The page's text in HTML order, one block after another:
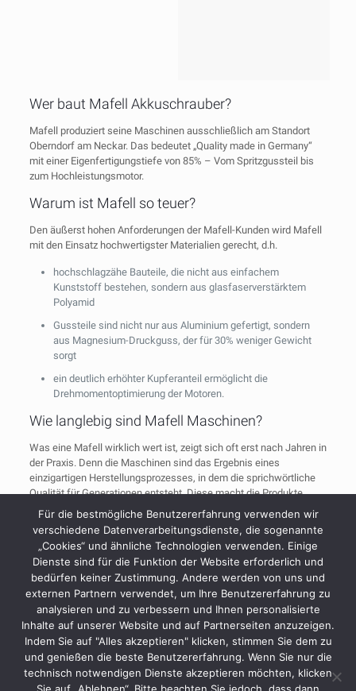
Wer baut Mafell Akkuschrauber?
Mafell produziert seine Maschinen ausschließlich am Standort
Oberndorf am Neckar. Das bedeutet „Quality made in Germany“
mit einer Eigenfertigungstiefe von 85% – Vom Spritzgussteil bis
zum Hochleistungsmotor.
Warum ist Mafell so teuer?
Den äußerst hohen Anforderungen der Mafell-Kunden wird Mafell
mit den Einsatz hochwertigster Materialien gerecht, d.h.
hochschlagzähe Bauteile, die nicht aus einfachem
Kunststoff bestehen, sondern aus glasfaserverstärktem
Polyamid
Gussteile sind nicht nur aus Aluminium gefertigt, sondern
aus Magnesium-Druckguss, der für 30% weniger Gewicht
sorgt
ein deutlich erhöhter Kupferanteil ermöglicht die
Drehmomentoptimierung der Motoren.
Wie langlebig sind Mafell Maschinen?
Was eine Mafell wirklich wert ist, zeigt sich oft erst nach Jahren in
der Praxis. Denn die Maschinen sind das Ergebnis eines
einzigartigen Herstellungsprozesses, in dem die sprichwörtliche
Qualität für Generationen entsteht. Diese macht die Produkte
unverwechselbar:
Starke Motoren
extrem robuste Konstruktion
höchste Präzision
außergewöhnliche Langlebigkeit
MAFELL – Maschinen für Generationen
Zimmerer – Tischler – Schreiner
Für die bestmögliche Benutzererfahrung verwenden wir
verschiedene Datenverarbeitungsdienste, die sogenannte
„Cookies“ und ähnliche Technologien verwenden. Einige
Dienste sind für die Funktion der Website erforderlich und
bedürfen keiner Zustimmung. Andere werden von uns und
externen Partnern verwendet, um Ihre Benutzererfahrung zu
analysieren und zu verbessern und Ihnen personalisierte
Inhalte auf unserer Website und auf Partnerseiten anzuzeigen.
Indem Sie auf "Alles akzeptieren" klicken, stimmen Sie dem zu
und genießen die beste Benutzererfahrung. Wenn Sie nur die
technisch notwendigen Dienste akzeptieren möchten, klicken